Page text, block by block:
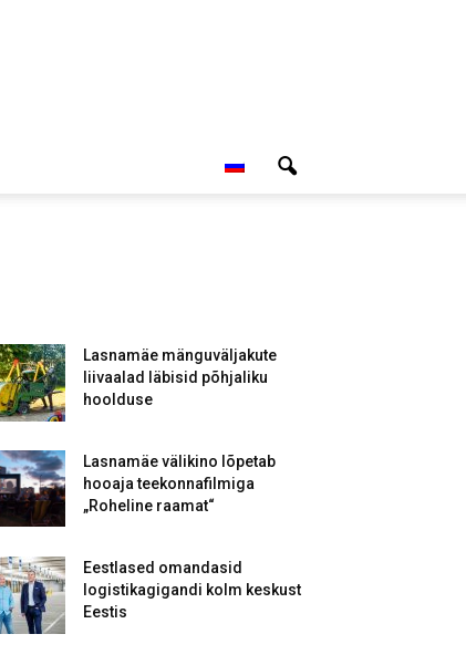
Lasnamäe mänguväljakute
liivaalad läbisid põhjaliku
hoolduse
Lasnamäe välikino lõpetab
hooaja teekonnafilmiga
„Roheline raamat“
Eestlased omandasid
logistikagigandi kolm keskust
Eestis